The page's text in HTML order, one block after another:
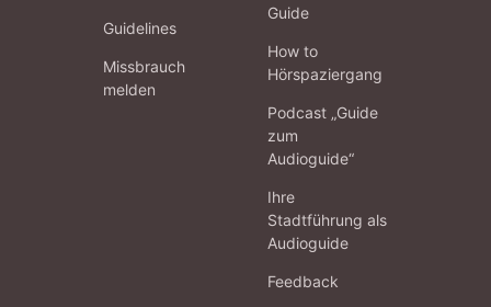
Guidelines
Missbrauch
melden
Guide
How to
Hörspaziergang
Podcast „Guide
zum
Audioguide“
Ihre
Stadtführung als
Audioguide
Feedback